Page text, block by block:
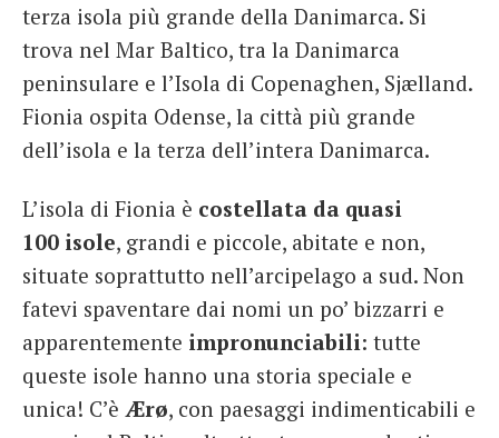
terza isola più grande della Danimarca. Si
trova nel Mar Baltico, tra la Danimarca
peninsulare e l’Isola di Copenaghen, Sjælland.
Fionia ospita Odense, la città più grande
dell’isola e la terza dell’intera Danimarca.
L’isola di Fionia è costellata da quasi
100 isole, grandi e piccole, abitate e non,
situate soprattutto nell’arcipelago a sud. Non
fatevi spaventare dai nomi un po’ bizzarri e
apparentemente impronunciabili: tutte
queste isole hanno una storia speciale e
unica! C’è Ærø, con paesaggi indimenticabili e